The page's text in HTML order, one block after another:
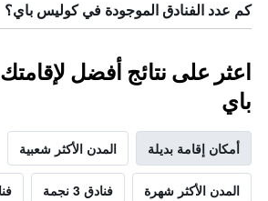
كم عدد الفنادق الموجودة في كوليس باي؟
اعثر على نتائج أفضل
باي
أمكان إقامة بديلة المدن الأكثر شعبية
المدن الأكثر شهرة فنادق 3 نجمة